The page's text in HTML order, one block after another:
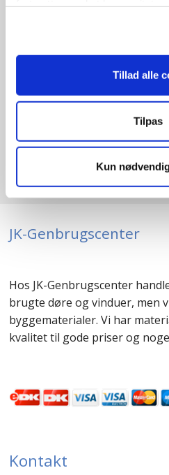
Tillad alle
Tilpas
Kun
Dobbelt Indvendig dør –
206cm
1stk. på lager
JK-Genbrugscenter
Hos JK-Genbrugscenter
brugte døre og vinduer, men
byggematerialer. Vi har
kvalitet til gode priser og
Kontakt